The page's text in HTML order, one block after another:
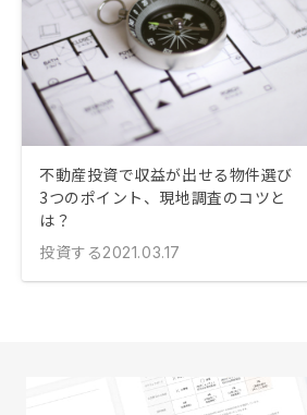
不動産投資で収益が出せる物件選び
3つのポイント、現地調査のコツと
は？
投資する2021.03.17